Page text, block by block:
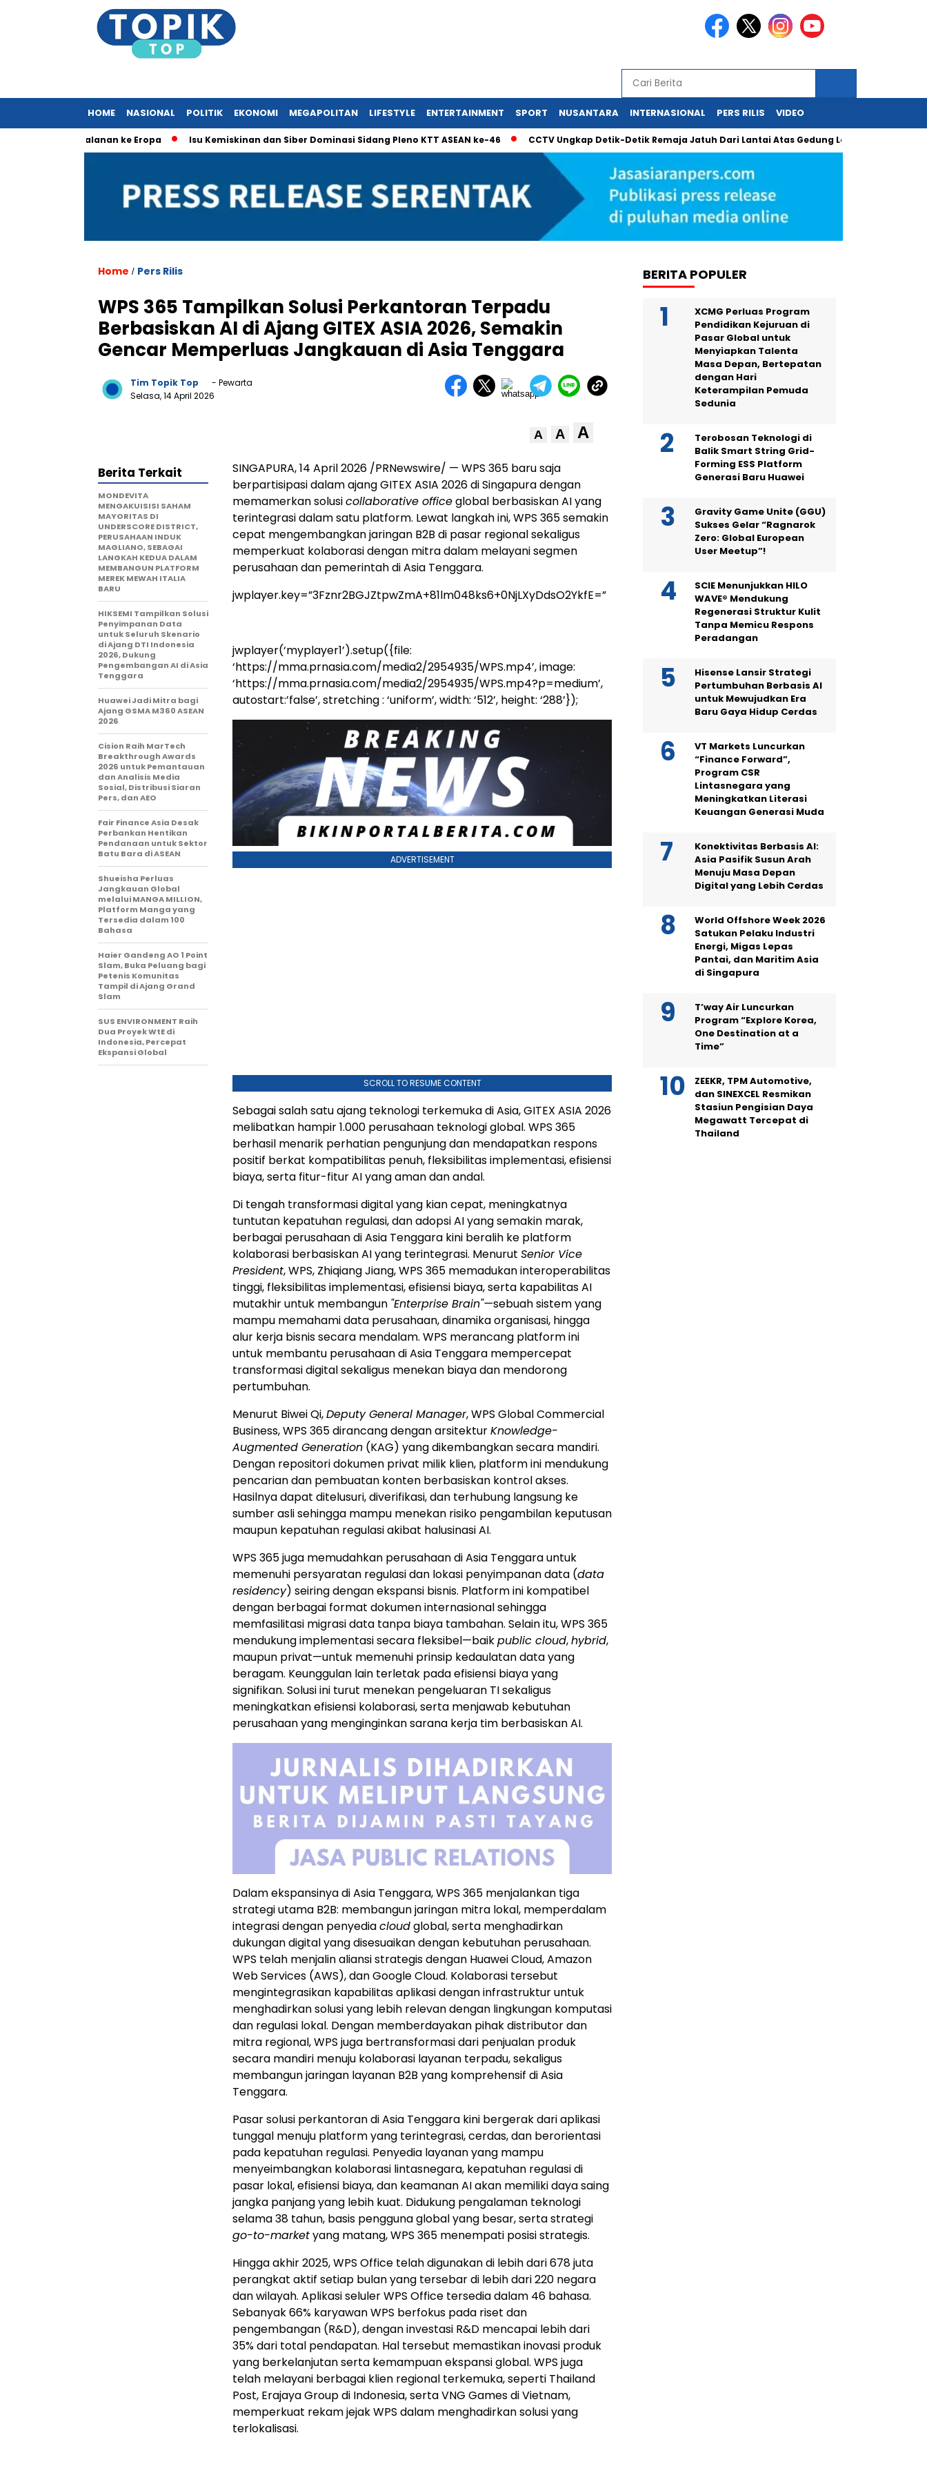
HOME NASIONAL POLITIK EKONOMI MEGAPOLITAN LIFESTYLE ENTERTAINMENT SPORT NUSANTARA INTERNASIONAL PERS RILIS VIDEO
Perjalanan ke Eropa Isu Kemiskinan dan Siber Dominasi Sidang Pleno KTT ASEAN ke-46 CCTV Ungkap Detik-Detik Remaja Jatuh Dari Lantai Atas Gedung Lotte Avenue Mega
Home / Pers Rilis
WPS 365 Tampilkan Solusi Perkantoran Terpadu
Berbasiskan AI di Ajang GITEX ASIA 2026, Semakin
Gencar Memperluas Jangkauan di Asia Tenggara
Tim Topik Top
- Pewarta
Selasa, 14 April 2026
A A A
SINGAPURA, 14 April 2026 /PRNewswire/ — WPS 365 baru saja
berpartisipasi dalam ajang GITEX ASIA 2026 di Singapura dengan
memamerkan solusicollaborative officeglobal berbasiskan AI yang
terintegrasi dalam satu platform. Lewat langkah ini, WPS 365 semakin
cepat mengembangkan jaringan B2B di pasar regional sekaligus
memperkuat kolaborasi dengan mitra dalam melayani segmen
perusahaan dan pemerintah di Asia Tenggara.
jwplayer.key=”3Fznr2BGJZtpwZmA+81lm048ks6+0NjLXyDdsO2YkfE=”
jwplayer(‘myplayer1’).setup({file:
‘https://mma.prnasia.com/media2/2954935/WPS.mp4’, image:
‘https://mma.prnasia.com/media2/2954935/WPS.mp4?p=medium’,
autostart:’false’, stretching : ‘uniform’, width: ‘512’, height: ‘288’});
ADVERTISEMENT
SCROLL TO RESUME CONTENT
Sebagai salah satu ajang teknologi terkemuka di Asia, GITEX ASIA 2026
melibatkan hampir 1.000 perusahaan teknologi global. WPS 365
berhasil menarik perhatian pengunjung dan mendapatkan respons
positif berkat kompatibilitas penuh, fleksibilitas implementasi, efisiensi
biaya, serta fitur-fitur AI yang aman dan andal.
Di tengah transformasi digital yang kian cepat, meningkatnya
tuntutan kepatuhan regulasi, dan adopsi AI yang semakin marak,
berbagai perusahaan di Asia Tenggara kini beralih ke platform
kolaborasi berbasiskan AI yang terintegrasi. Menurut Senior Vice
President, WPS, Zhiqiang Jiang, WPS 365 memadukan interoperabilitas
tinggi, fleksibilitas implementasi, efisiensi biaya, serta kapabilitas AI
mutakhir untuk membangun "Enterprise Brain"—sebuah sistem yang
mampu memahami data perusahaan, dinamika organisasi, hingga
alur kerja bisnis secara mendalam. WPS merancang platform ini
untuk membantu perusahaan di Asia Tenggara mempercepat
transformasi digital sekaligus menekan biaya dan mendorong
pertumbuhan.
Menurut Biwei Qi,Deputy General Manager, WPS Global Commercial
Business, WPS 365 dirancang dengan arsitekturKnowledge-
Augmented Generation (KAG) yang dikembangkan secara mandiri.
Dengan repositori dokumen privat milik klien, platform ini mendukung
pencarian dan pembuatan konten berbasiskan kontrol akses.
Hasilnya dapat ditelusuri, diverifikasi, dan terhubung langsung ke
sumber asli sehingga mampu menekan risiko pengambilan keputusan
maupun kepatuhan regulasi akibat halusinasi AI.
WPS 365 juga memudahkan perusahaan di Asia Tenggara untuk
memenuhi persyaratan regulasi dan lokasi penyimpanan data (data
residency) seiring dengan ekspansi bisnis. Platform ini kompatibel
dengan berbagai format dokumen internasional sehingga
memfasilitasi migrasi data tanpa biaya tambahan. Selain itu, WPS 365
mendukung implementasi secara fleksibel—baikpublic cloud,hybrid,
maupun privat—untuk memenuhi prinsip kedaulatan data yang
beragam. Keunggulan lain terletak pada efisiensi biaya yang
signifikan. Solusi ini turut menekan pengeluaran TI sekaligus
meningkatkan efisiensi kolaborasi, serta menjawab kebutuhan
perusahaan yang menginginkan sarana kerja tim berbasiskan AI.
Dalam ekspansinya di Asia Tenggara, WPS 365 menjalankan tiga
strategi utama B2B: membangun jaringan mitra lokal, memperdalam
integrasi dengan penyediacloudglobal, serta menghadirkan
dukungan digital yang disesuaikan dengan kebutuhan perusahaan.
WPS telah menjalin aliansi strategis dengan Huawei Cloud, Amazon
Web Services (AWS), dan Google Cloud. Kolaborasi tersebut
mengintegrasikan kapabilitas aplikasi dengan infrastruktur untuk
menghadirkan solusi yang lebih relevan dengan lingkungan komputasi
dan regulasi lokal. Dengan memberdayakan pihak distributor dan
mitra regional, WPS juga bertransformasi dari penjualan produk
secara mandiri menuju kolaborasi layanan terpadu, sekaligus
membangun jaringan layanan B2B yang komprehensif di Asia
Tenggara.
Pasar solusi perkantoran di Asia Tenggara kini bergerak dari aplikasi
tunggal menuju platform yang terintegrasi, cerdas, dan berorientasi
pada kepatuhan regulasi. Penyedia layanan yang mampu
menyeimbangkan kolaborasi lintasnegara, kepatuhan regulasi di
pasar lokal, efisiensi biaya, dan keamanan AI akan memiliki daya saing
jangka panjang yang lebih kuat. Didukung pengalaman teknologi
selama 38 tahun, basis pengguna global yang besar, serta strategi
go-to-marketyang matang, WPS 365 menempati posisi strategis.
Hingga akhir 2025, WPS Office telah digunakan di lebih dari 678 juta
perangkat aktif setiap bulan yang tersebar di lebih dari 220 negara
dan wilayah. Aplikasi seluler WPS Office tersedia dalam 46 bahasa.
Sebanyak 66% karyawan WPS berfokus pada riset dan
pengembangan (R&D), dengan investasi R&D mencapai lebih dari
35% dari total pendapatan. Hal tersebut memastikan inovasi produk
yang berkelanjutan serta kemampuan ekspansi global. WPS juga
telah melayani berbagai klien regional terkemuka, seperti Thailand
Post, Erajaya Group di Indonesia, serta VNG Games di Vietnam,
memperkuat rekam jejak WPS dalam menghadirkan solusi yang
terlokalisasi.
Berita Terkait
MONDEVITA
MENGAKUISISI SAHAM
MAYORITAS DI
UNDERSCORE DISTRICT,
PERUSAHAAN INDUK
MAGLIANO, SEBAGAI
LANGKAH KEDUA DALAM
MEMBANGUN PLATFORM
MEREK MEWAH ITALIA
BARU
HIKSEMI Tampilkan Solusi
Penyimpanan Data
untuk Seluruh Skenario
di Ajang DTI Indonesia
2026, Dukung
Pengembangan AI di Asia
Tenggara
Huawei Jadi Mitra bagi
Ajang GSMA M360 ASEAN
2026
Cision Raih MarTech
Breakthrough Awards
2026 untuk Pemantauan
dan Analisis Media
Sosial, Distribusi Siaran
Pers, dan AEO
Fair Finance Asia Desak
Perbankan Hentikan
Pendanaan untuk Sektor
Batu Bara di ASEAN
Shueisha Perluas
Jangkauan Global
melalui MANGA MILLION,
Platform Manga yang
Tersedia dalam 100
Bahasa
Haier Gandeng AO 1 Point
Slam, Buka Peluang bagi
Petenis Komunitas
Tampil di Ajang Grand
Slam
SUS ENVIRONMENT Raih
Dua Proyek WtE di
Indonesia, Percepat
Ekspansi Global
BERITA POPULER
XCMG Perluas Program
Pendidikan Kejuruan di
Pasar Global untuk
Menyiapkan Talenta
Masa Depan, Bertepatan
dengan Hari
Keterampilan Pemuda
Sedunia
Terobosan Teknologi di
Balik Smart String Grid-
Forming ESS Platform
Generasi Baru Huawei
Gravity Game Unite (GGU)
Sukses Gelar “Ragnarok
Zero: Global European
User Meetup”!
SCIE Menunjukkan HILO
WAVE® Mendukung
Regenerasi Struktur Kulit
Tanpa Memicu Respons
Peradangan
Hisense Lansir Strategi
Pertumbuhan Berbasis AI
untuk Mewujudkan Era
Baru Gaya Hidup Cerdas
VT Markets Luncurkan
“Finance Forward”,
Program CSR
Lintasnegara yang
Meningkatkan Literasi
Keuangan Generasi Muda
Konektivitas Berbasis AI:
Asia Pasifik Susun Arah
Menuju Masa Depan
Digital yang Lebih Cerdas
World Offshore Week 2026
Satukan Pelaku Industri
Energi, Migas Lepas
Pantai, dan Maritim Asia
di Singapura
T’way Air Luncurkan
Program “Explore Korea,
One Destination at a
Time”
ZEEKR, TPM Automotive,
dan SINEXCEL Resmikan
Stasiun Pengisian Daya
Megawatt Tercepat di
Thailand